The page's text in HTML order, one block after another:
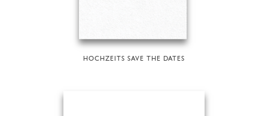
HOCHZEITS SAVE THE DATES